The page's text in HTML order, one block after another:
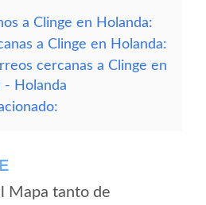
a Clinge en Holanda:
a Clinge en Holanda:
cercanas a Clinge en
- Holanda
Mapa tanto de